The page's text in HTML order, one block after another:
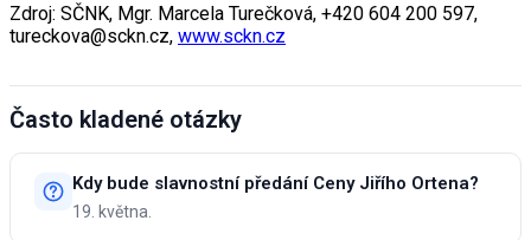
Zdroj: SČNK, Mgr. Marcela Turečková, +420 604 200 597,
tureckova@sckn.cz, www.sckn.cz
Často kladené otázky
Kdy bude slavnostní předání Ceny Jiřího Ortena?
19. května.